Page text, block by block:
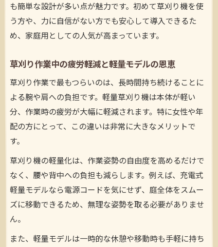
も簡単な設計が多い点が魅力です。初めて草刈り機を使
う方や、力に自信がない方でも安心して導入できるた
め、家庭用としての人気が高まっています。
草刈り作業中の疲労軽減と軽量モデルの恩恵
草刈り作業で最もつらいのは、長時間持ち続けることに
よる腕や肩への負担です。軽量草刈り機は本体が軽い
分、作業時の疲労が大幅に軽減されます。特に女性や年
配の方にとって、この違いは非常に大きなメリットで
す。
草刈り機の軽量化は、作業姿勢の自由度を高めるだけで
なく、腰や背中への負担も減らします。例えば、充電式
軽量モデルなら電源コードを気にせず、庭全体をスムー
ズに移動できるため、無理な姿勢を取る必要がありませ
ん。
また、軽量モデルは一時的な休憩や移動時も手軽に持ち